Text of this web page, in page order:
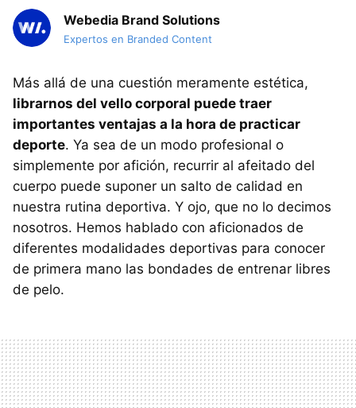
Webedia Brand Solutions
Expertos en Branded Content
Más allá de una cuestión meramente estética,
librarnos del vello corporal puede traer
importantes ventajas a la hora de practicar
deporte. Ya sea de un modo profesional o
simplemente por afición, recurrir al afeitado del
cuerpo puede suponer un salto de calidad en
nuestra rutina deportiva. Y ojo, que no lo decimos
nosotros. Hemos hablado con aficionados de
diferentes modalidades deportivas para conocer
de primera mano las bondades de entrenar libres
de pelo.